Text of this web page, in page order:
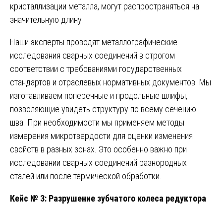
кристаллизации металла, могут распространяться на
значительную длину.
Наши эксперты проводят металлографические
исследования сварных соединений в строгом
соответствии с требованиями государственных
стандартов и отраслевых нормативных документов. Мы
изготавливаем поперечные и продольные шлифы,
позволяющие увидеть структуру по всему сечению
шва. При необходимости мы применяем методы
измерения микротвердости для оценки изменения
свойств в разных зонах. Это особенно важно при
исследовании сварных соединений разнородных
сталей или после термической обработки.
Кейс № 3: Разрушение зубчатого колеса редуктора